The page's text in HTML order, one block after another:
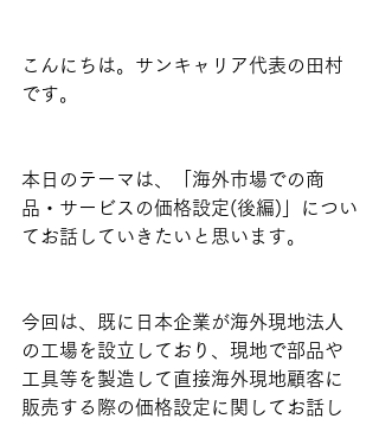
こんにちは。サンキャリア代表の田村
です。
本日のテーマは、「海外市場での商
品・サービスの価格設定(後編)」につい
てお話していきたいと思います。
今回は、既に日本企業が海外現地法人
の工場を設立しており、現地で部品や
工具等を製造して直接海外現地顧客に
販売する際の価格設定に関してお話し